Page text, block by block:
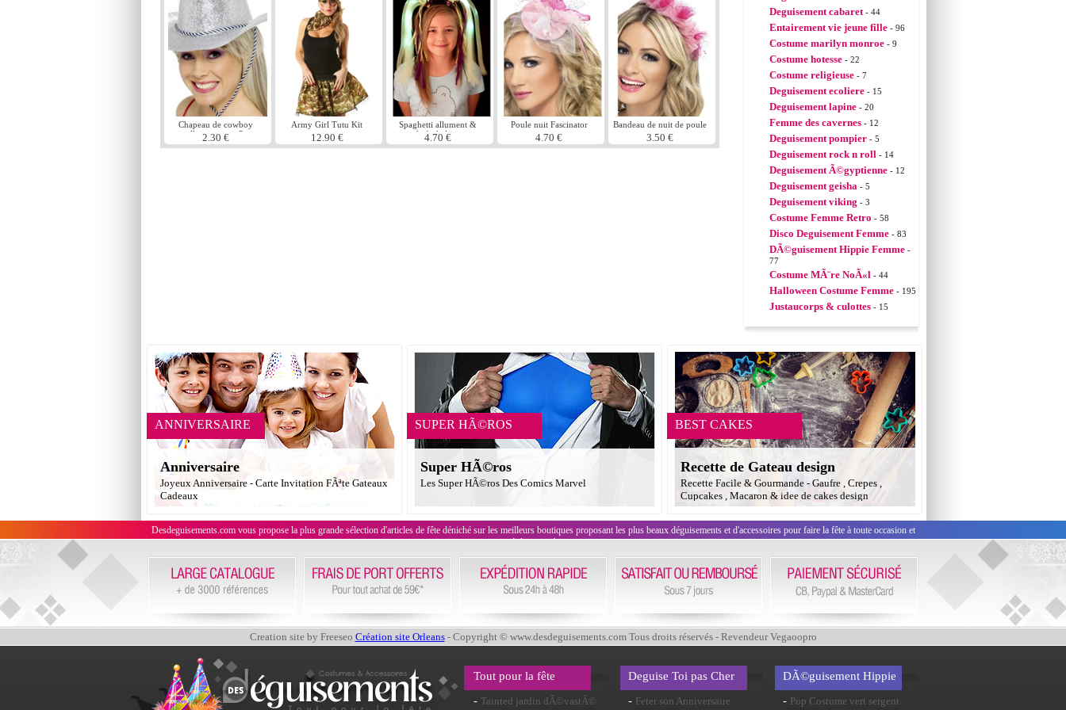
Chapeau de cowboy
paillettes argent Pvc
2.30 €
Army Girl Tutu Kit
12.90 €
Spaghetti allument &
chefs de lueur
4.70 €
Poule nuit Fascinator
4.70 €
Bandeau de nuit de poule
3.50 €
Deguisement cabaret - 44
Entairement vie jeune fille - 96
Costume marilyn monroe - 9
Costume hotesse - 22
Costume religieuse - 7
Deguisement ecoliere - 15
Deguisement lapine - 20
Femme des cavernes - 12
Deguisement pompier - 5
Deguisement rock n roll - 14
Deguisement Ã©gyptienne - 12
Deguisement geisha - 5
Deguisement viking - 3
Costume Femme Retro - 58
Disco Deguisement Femme - 83
DÃ©guisement Hippie Femme -
77
Costume MÃ¨re NoÃ«l - 44
Halloween Costume Femme - 195
Justaucorps & culottes - 15
ANNIVERSAIRE
Anniversaire
Joyeux Anniversaire - Carte Invitation FÃªte Gateaux
Cadeaux
SUPER HÃ©ROS
Super HÃ©ros
Les Super HÃ©ros Des Comics Marvel
BEST CAKES
Recette de Gateau design
Recette Facile & Gourmande - Gaufre , Crepes ,
Cupcakes , Macaron & idee de cakes design
Desdeguisements.com vous propose la plus grande sélection d'articles de fête déniché sur les meilleurs boutiques proposant les plus beaux déguisements et d'accessoires pour faire la fête à toute occasion et
évènement !
Creation site by Freeseo Création site Orleans- Copyright © www.desdeguisements.com Tous droits réservés - Revendeur Vegaoopro
Tout pour la fête
- Tainted jardin dÃ©vastÃ©
Deguise Toi pas Cher
- Feter son Anniversaire
DÃ©guisement Hippie
- Pop Costume vert sergent